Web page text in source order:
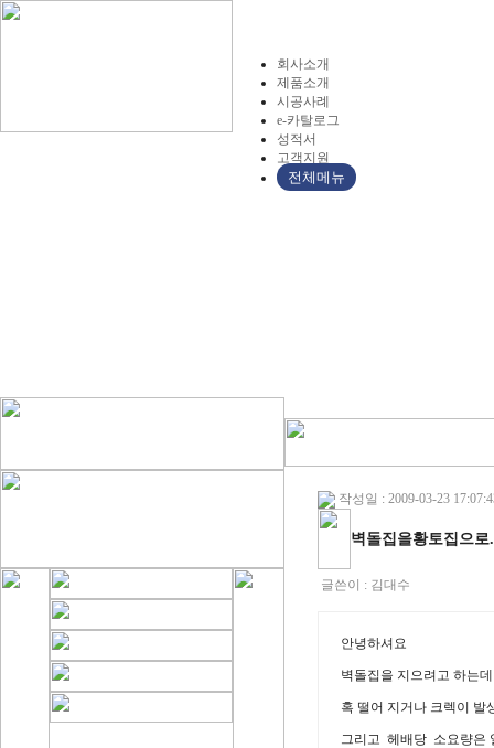
회사소개
제품소개
시공사례
e-카탈로그
성적서
고객지원
전체메뉴
작성일 : 2009-03-23
벽돌집을황토집으로
글쓴이 : 김대수
안녕하셔요
벽돌집을 지으려고 하는
혹 떨어 지거나 크렉이 발
그리고 헤배당 소요량은